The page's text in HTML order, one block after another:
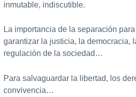
inmutable, indiscutible.
La importancia de la separación para
garantizar la justicia, la democracia,
regulación de la sociedad…
Para salvaguardar la libertad, los
convivencia…